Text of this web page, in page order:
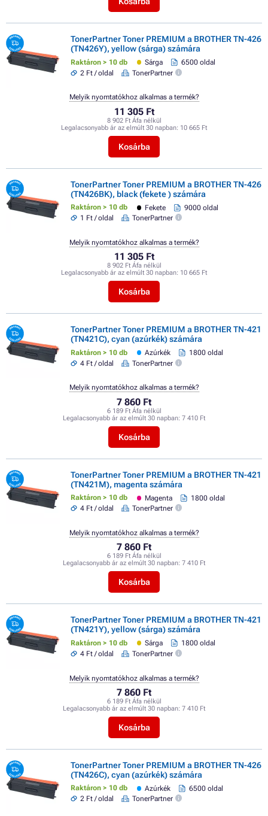
TonerPartner Toner PREMIUM a BROTHER TN-426
(TN426Y), yellow (sárga) számára
Raktáron > 10 db Sárga
6500 oldal
2 Ft / oldal
TonerPartner
11 305 Ft
8 902 Ft Áfa nélkül
Legalacsonyabb ár az elmúlt 30 napban: 10 665 Ft
Kosárba
Melyik nyomtatókhoz alkalmas a termék?
TonerPartner Toner PREMIUM a BROTHER TN-426
(TN426BK), black (fekete ) számára
Raktáron > 10 db Fekete
9000 oldal
1 Ft / oldal
TonerPartner
11 305 Ft
8 902 Ft Áfa nélkül
Legalacsonyabb ár az elmúlt 30 napban: 10 665 Ft
Kosárba
Melyik nyomtatókhoz alkalmas a termék?
TonerPartner Toner PREMIUM a BROTHER TN-421
(TN421C), cyan (azúrkék) számára
Raktáron > 10 db Azúrkék
1800 oldal
4 Ft / oldal
TonerPartner
7 860 Ft
6 189 Ft Áfa nélkül
Legalacsonyabb ár az elmúlt 30 napban: 7 410 Ft
Kosárba
Melyik nyomtatókhoz alkalmas a termék?
TonerPartner Toner PREMIUM a BROTHER TN-421
(TN421M), magenta számára
Raktáron > 10 db Magenta
1800 oldal
4 Ft / oldal
TonerPartner
7 860 Ft
6 189 Ft Áfa nélkül
Legalacsonyabb ár az elmúlt 30 napban: 7 410 Ft
Kosárba
Melyik nyomtatókhoz alkalmas a termék?
TonerPartner Toner PREMIUM a BROTHER TN-421
(TN421Y), yellow (sárga) számára
Raktáron > 10 db Sárga
1800 oldal
4 Ft / oldal
TonerPartner
7 860 Ft
6 189 Ft Áfa nélkül
Legalacsonyabb ár az elmúlt 30 napban: 7 410 Ft
Kosárba
Melyik nyomtatókhoz alkalmas a termék?
TonerPartner Toner PREMIUM a BROTHER TN-426
(TN426C), cyan (azúrkék) számára
Raktáron > 10 db Azúrkék
6500 oldal
2 Ft / oldal
TonerPartner